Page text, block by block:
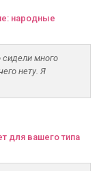
народные
сидели много
нету. Я
для вашего типа